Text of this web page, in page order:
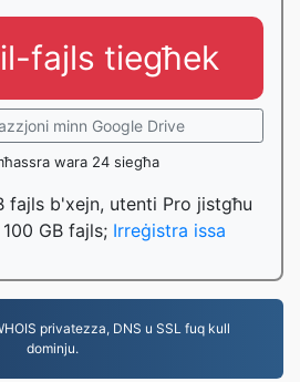
fajls tiegħek
minn Google Drive
wara 24 siegħa
fajls b'xejn, utenti Pro jistgħu
GB fajls; Irreġistra issa
privatezza, DNS u SSL fuq kull
dominju.